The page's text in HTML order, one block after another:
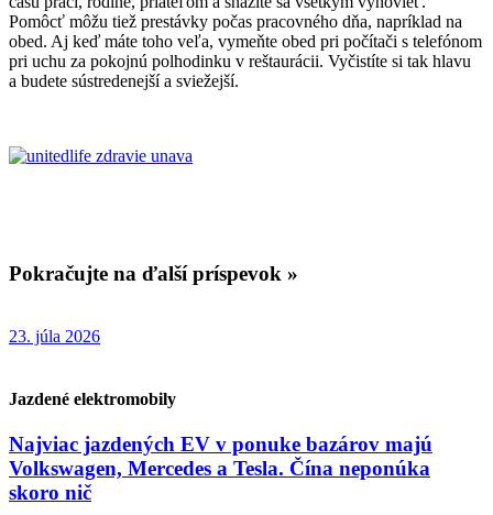
Pomôcť môžu tiež prestávky počas pracovného dňa, napríklad na
obed. Aj keď máte toho veľa, vymeňte obed pri počítači s telefónom
pri uchu za pokojnú polhodinku v reštaurácii. Vyčistíte si tak hlavu
a budete sústredenejší a sviežejší.
Pokračujte na ďalší príspevok »
23. júla 2026
Jazdené elektromobily
Najviac jazdených EV v ponuke bazárov majú
Volkswagen, Mercedes a Tesla. Čína neponúka
skoro nič